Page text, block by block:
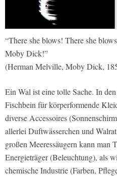
“There she blows! There she
Moby Dick!”
(Herman Melville, Moby Dick,
Ein Wal ist eine tolle Sache. In
Fischbein für körperformende
diverse Accessoires
allerlei Duftwässerchen und
großen Meeressäugern kann man
Energieträger (Beleuchtung), als
chemische Industrie (Farben,